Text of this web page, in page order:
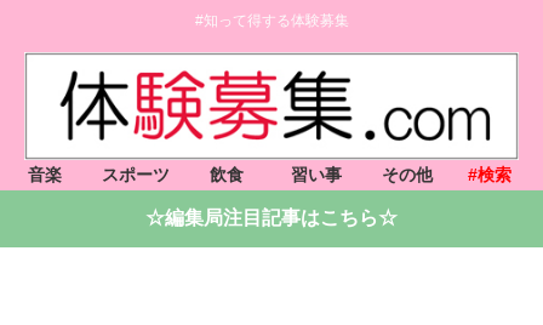
#知って得する体験募集
音楽 スポーツ 飲食 習い事 その他 #検索
☆編集局注目記事はこちら☆